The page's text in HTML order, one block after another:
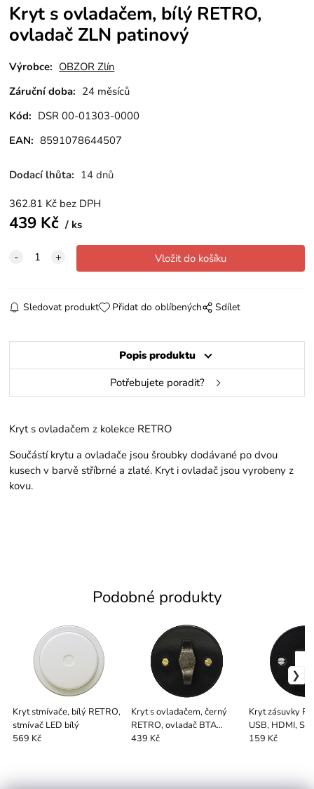
Kryt s ovladačem, bílý RETRO,
ovladač ZLN patinový
Výrobce: OBZOR Zlín
Záruční doba: 24 měsíců
Kód: DSR 00-01303-0000
EAN: 8591078644507
Dodací lhůta: 14 dnů
362.81 Kč bez DPH
439 Kč ks
Sledovat produkt Přidat do oblíbených Sdílet
Popis produktu
Potřebujete poradit?
Kryt s ovladačem z kolekce RETRO
Součástí krytu a ovladače jsou šroubky dodávané po dvou
kusech v barvě stříbrné a zlaté. Kryt i ovladač jsou vyrobeny z
kovu.
Podobné produkty
Kryt stmívače, bílý RETRO,
stmívač LED bílý
569 Kč
Kryt s ovladačem, černý
RETRO, ovladač BTA
patinový
439 Kč
Kryt zásuvky
USB, HDMI,
159 Kč